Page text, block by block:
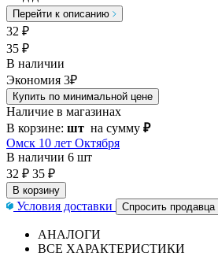
Перейти к описанию
32 ₽
35 ₽
В наличии
Экономия 3₽
Купить по минимальной цене
Наличие в магазинах
В корзине: шт на сумму ₽
Омск 10 лет Октября
В наличии 6 шт
32 ₽ 35 ₽
В корзину
Условия доставки Спросить продавца
АНАЛОГИ
ВСЕ ХАРАКТЕРИСТИКИ